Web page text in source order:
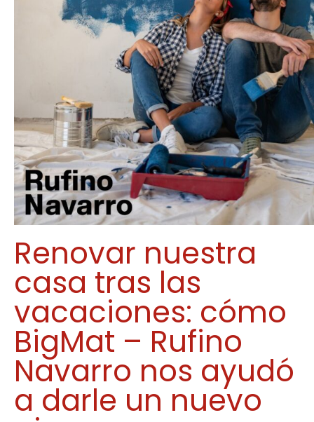
Renovar nuestra
casa tras las
vacaciones: cómo
BigMat – Rufino
Navarro nos ayudó
a darle un nuevo